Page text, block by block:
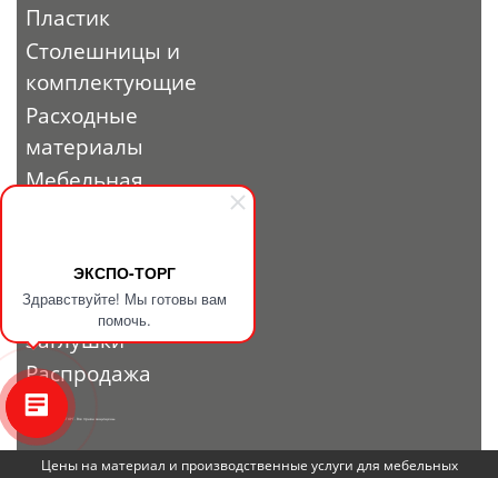
ЭКСПО-ТОРГ
Здравствуйте! Мы готовы вам
помочь.
Пластик
Столешницы и
комплектующие
Расходные
материалы
Мебельная
профиль и
фурнитура
Заглушки
Распродажа
© 2010 - 2026. ЭКСПО-ТОРГ. Все права защищены.
Цены на материал и производственные услуги для мебельных